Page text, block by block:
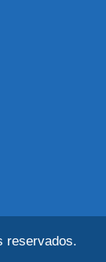
reservados.